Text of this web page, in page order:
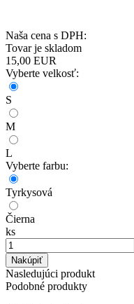
Naša cena s DPH:
Tovar je skladom
15,00 EUR
Vyberte velkosť:
S
M
L
Vyberte farbu:
Tyrkysová
Čierna
ks
Nakúpiť
Nasledujúci produkt
Podobné produkty